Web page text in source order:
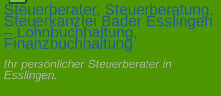
Steuerberater, Steuerberatung,
Steuerkanzlei Bader Esslingen
– Lohnbuchhaltung,
Finanzbuchhaltung
Ihr persönlicher Steuerberater in
Esslingen.